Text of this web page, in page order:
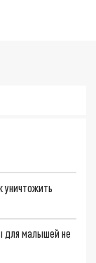
уничтожить
для малышей не